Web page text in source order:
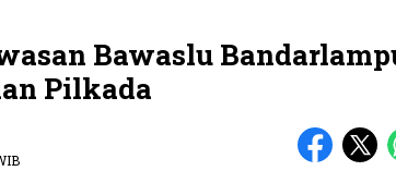
Bawaslu
Pilkada